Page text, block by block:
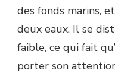
des fonds marins,
deux eaux. Il se
faible, ce qui fait
porter son